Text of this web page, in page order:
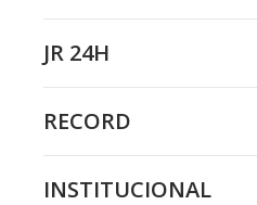
JR 24H
RECORD
INSTITUCIONAL